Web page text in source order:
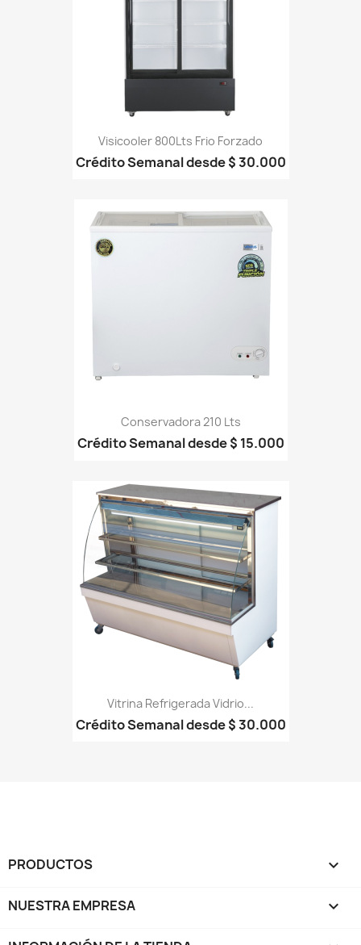
Visicooler 800Lts Frio Forzado
Crédito Semanal desde $ 30.000
Conservadora 210 Lts
Crédito Semanal desde $ 15.000
Vitrina Refrigerada Vidrio...
Crédito Semanal desde $ 30.000
PRODUCTOS 
NUESTRA EMPRESA 